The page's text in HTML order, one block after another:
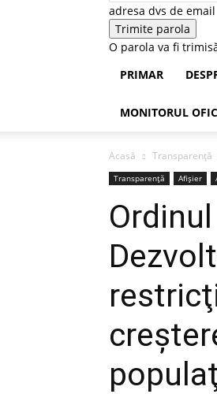
adresa dvs de email
O parola va fi
PRIMAR
MONITORUL
Acasă Transparență
Transparență Afișier